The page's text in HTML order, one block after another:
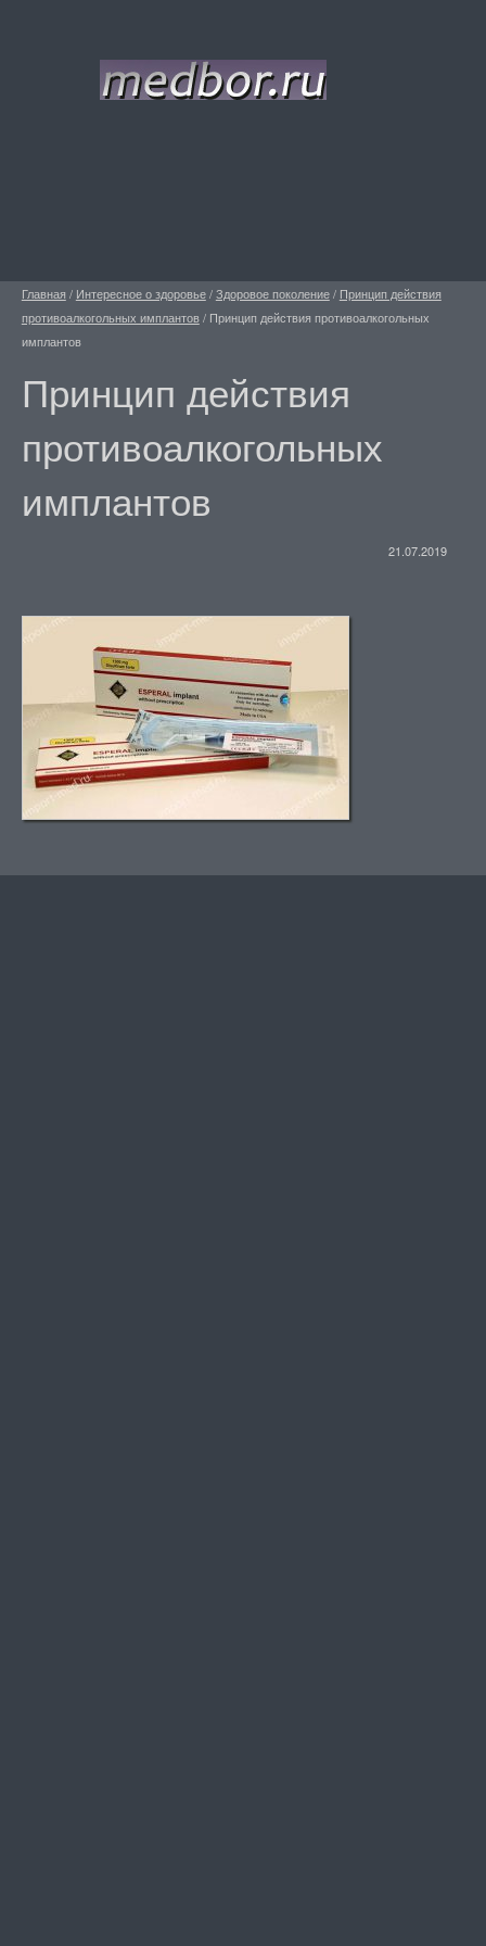
Главная / Интересное о здоровье/Здоровое поколение/ Принцип действия
противоалкогольных имплантов/ Принцип действия противоалкогольных
имплантов
Принцип действия
противоалкогольных
имплантов
21.07.2019